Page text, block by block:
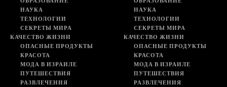
НАУКА
ТЕХНОЛОГИИ
СЕКРЕТЫ МИРА
КАЧЕСТВО ЖИЗНИ
ОПАСНЫЕ ПРОДУКТЫ
КРАСОТА
МОДА В ИЗРАИЛЕ
ПУТЕШЕСТВИЯ
РАЗВЛЕЧЕНИЯ
НАУКА
ТЕХНОЛОГИИ
СЕКРЕТЫ МИРА
КАЧЕСТВО ЖИЗНИ
ОПАСНЫЕ ПРОДУКТЫ
КРАСОТА
МОДА В ИЗРАИЛЕ
ПУТЕШЕСТВИЯ
РАЗВЛЕЧЕНИЯ